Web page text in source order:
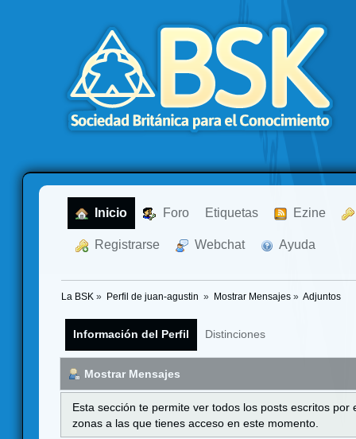
Inicio Foro Etiquetas Ezine
Registrarse Webchat Ayuda
La BSK » Perfil de juan-agustin » Mostrar Mensajes» Adjuntos
Información del Perfil Distinciones
Mostrar Mensajes
Esta sección te permite ver todos los posts escritos
zonas a las que tienes acceso en este momento.